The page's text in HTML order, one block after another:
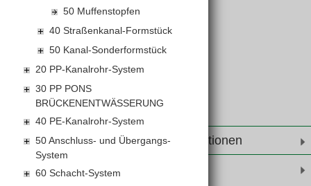
EUROSYS TROCKENBAUSYSTEM
50 Muffenstopfen
40 Straßenkanal-Formstück
50 Kanal-Sonderformstück
20 PP-Kanalrohr-System
30 PP PONS
BRÜCKENENTWÄSSERUNG
40 PE-Kanalrohr-System
50 Anschluss- und Übergangs-
System
60 Schacht-System
Weiterführende Informationen
Produktinformationen